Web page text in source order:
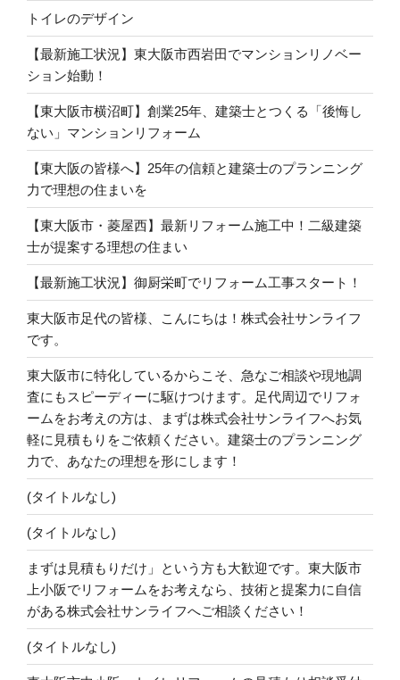
トイレのデザイン
【最新施工状況】東大阪市西岩田でマンションリノベー
ション始動！
【東大阪市横沼町】創業25年、建築士とつくる「後悔し
ない」マンションリフォーム
【東大阪の皆様へ】25年の信頼と建築士のプランニング
力で理想の住まいを
【東大阪市・菱屋西】最新リフォーム施工中！二級建築
士が提案する理想の住まい
【最新施工状況】御厨栄町でリフォーム工事スタート！
東大阪市足代の皆様、こんにちは！株式会社サンライフ
です。
東大阪市に特化しているからこそ、急なご相談や現地調
査にもスピーディーに駆けつけます。足代周辺でリフォ
ームをお考えの方は、まずは株式会社サンライフへお気
軽に見積もりをご依頼ください。建築士のプランニング
力で、あなたの理想を形にします！
(タイトルなし)
(タイトルなし)
まずは見積もりだけ」という方も大歓迎です。東大阪市
上小阪でリフォームをお考えなら、技術と提案力に自信
がある株式会社サンライフへご相談ください！
(タイトルなし)